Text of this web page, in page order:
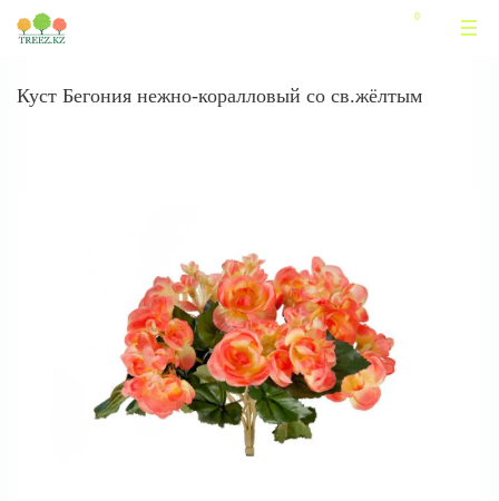
Куст Бегония нежно-коралловый со св.жёлтым